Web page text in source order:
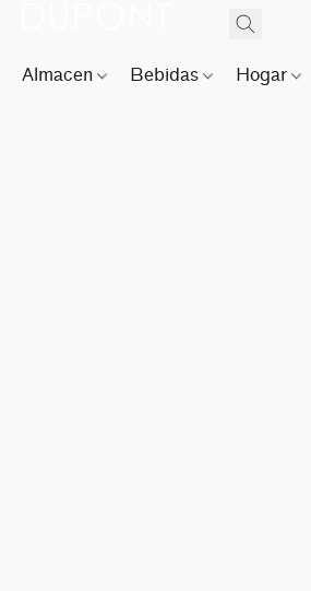
Almacen Bebidas Hogar